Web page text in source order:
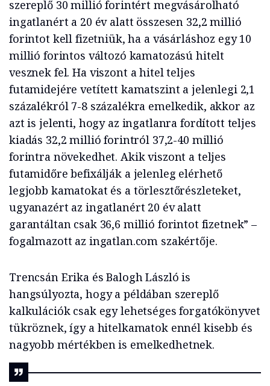
szereplő 30 millió forintért megvásárolható
ingatlanért a 20 év alatt összesen 32,2 millió
forintot kell fizetniük, ha a vásárláshoz egy 10
millió forintos változó kamatozású hitelt
vesznek fel. Ha viszont a hitel teljes
futamidejére vetített kamatszint a jelenlegi 2,1
százalékról 7-8 százalékra emelkedik, akkor az
azt is jelenti, hogy az ingatlanra fordított teljes
kiadás 32,2 millió forintról 37,2-40 millió
forintra növekedhet. Akik viszont a teljes
futamidőre befixálják a jelenleg elérhető
legjobb kamatokat és a törlesztőrészleteket,
ugyanazért az ingatlanért 20 év alatt
garantáltan csak 36,6 millió forintot fizetnek” –
fogalmazott az ingatlan.com szakértője.
Trencsán Erika és Balogh László is
hangsúlyozta, hogy a példában szereplő
kalkulációk csak egy lehetséges forgatókönyvet
tükröznek, így a hitelkamatok ennél kisebb és
nagyobb mértékben is emelkedhetnek.